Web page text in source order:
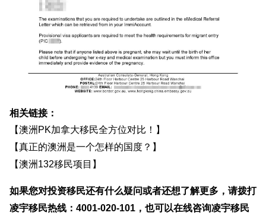
相关链接：
【澳洲PK加拿大移民全方位对比！ 】
【真正的澳洲是一个怎样的国度？ 】
【澳洲132移民项目 】
如果您对投资移民还有什么疑问或者还想了解更多，请拨打
凌宇移民热线：4001-020-101，也可以在线咨询凌宇移民